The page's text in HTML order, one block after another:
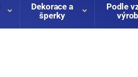
Dekorace a
šperky
Podle